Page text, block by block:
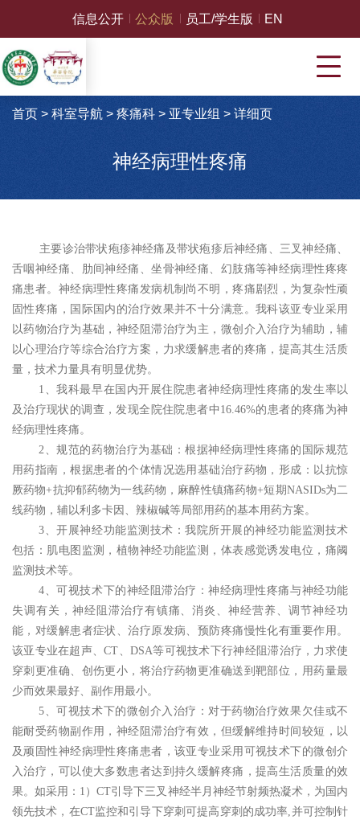
信息公开 公众版 员工/学生版 EN
首页 > 科室导航> 疼痛科> 亚专业组 > 详细页
神经病理性疼痛
主要诊治带状疱疹神经痛及带状疱疹后神经痛、三叉神经痛、
舌咽神经痛、肋间神经痛、坐骨神经痛、幻肢痛等神经病理性疼疼
痛患者。神经病理性疼痛发病机制尚不明，疼痛剧烈，为复杂性顽
固性疼痛，国际国内的治疗效果并不十分满意。我科该亚专业采用
以药物治疗为基础，神经阻滞治疗为主，微创介入治疗为辅助，辅
以心理治疗等综合治疗方案， 力求缓解患者的疼痛，提高其生活质
量，技术力量具有明显优势。
1、我科最早在国内开展住院患者神经病理性疼痛的发生率以
及治疗现状的调查，发现全院住院患者中 16.46%的患者的疼痛为神
经病理性疼痛。
2 、规范的药物治疗为基础 ：根据神经病理性疼痛的国际规范
用药指南，根据患者的个体情况选用基础治疗药物，形成：以抗惊
厥药物+抗抑郁药物为一线药物，麻醉性镇痛药物+短期NASIDs为二
线药物，辅以利多卡因、辣椒碱等局部用药的基本用药方案。
3 、开展神经功能监测技术：我院所开展的神经功能监测技术
包括：肌电图监测，植物神经功能监测，体表感觉诱发电位，痛阈
监测技术等。
4 、可视技术下的神经阻滞治疗 ：神经病理性疼痛与神经功能
失调有关，神经阻滞治疗有镇痛、消炎、神经营养、调节神经功
能，对缓解患者症状、治疗原发病、预防疼痛慢性化有重要作用。
该亚专业在超声、CT DSA等可视技术下行神经阻滞治疗，力求使
穿刺更准确、创伤更小，将治疗药物更准确送到靶部位，用药量最
少而效果最好、副作用最小。
5、可视技术下的微创介入治疗 ：对于药物治疗效果欠佳或不
能耐受药物副作用，神经阻滞治疗有效，但缓解维持时间较短，以
及顽固性神经病理性疼痛患者，该亚专业采用可视技术下的微创介
入治疗，可以使大多数患者达到持久缓解疼痛，提高生活质量的效
果。如采用： 1 ）CT引导下三叉神经半月神经节射频热凝术，为国内
领先技术，在CT监控和引导下穿刺可提高穿刺的成功率,并可控制针